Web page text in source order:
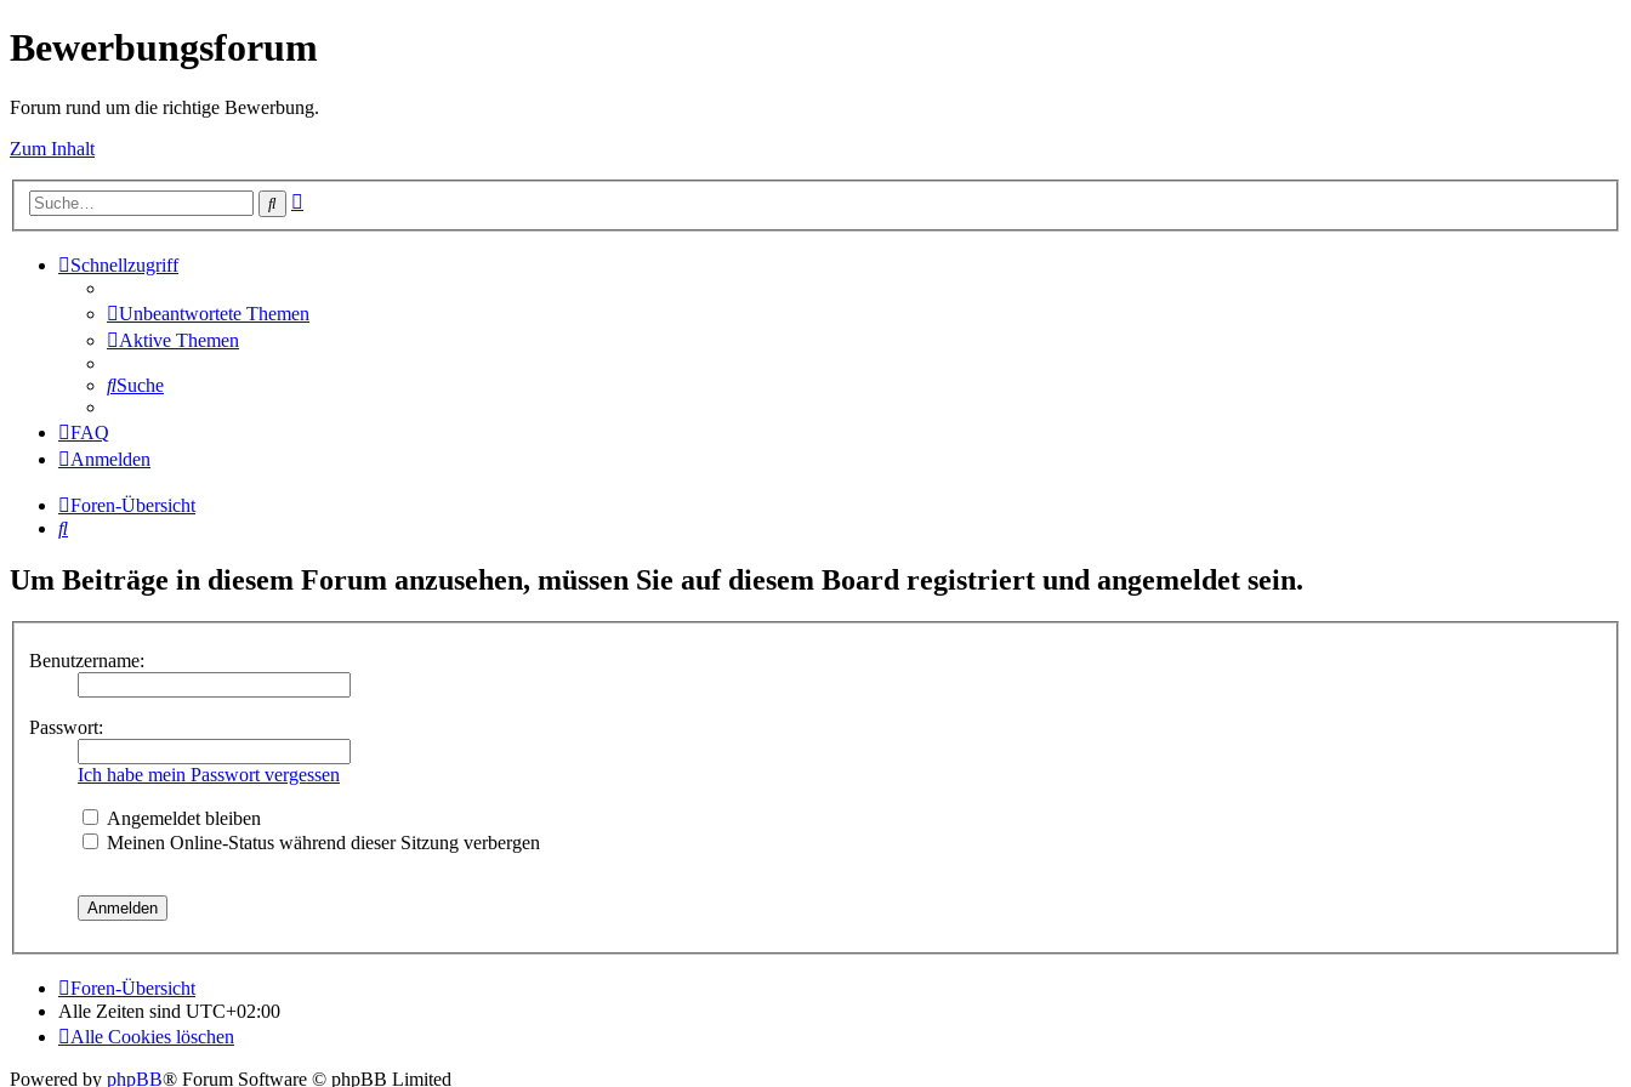
Bewerbungsforum
Forum rund um die richtige Bewerbung.
Zum Inhalt
Suche
Schnellzugriff
Unbeantwortete Themen
Aktive Themen
Suche
FAQ
Anmelden
Foren-Übersicht
Suche
Um Beiträge in diesem Forum anzusehen, müssen Sie auf diesem Board registriert und angemeldet sein.
Benutzername:
Passwort:
Ich habe mein Passwort vergessen
Angemeldet bleiben
Meinen Online-Status während dieser Sitzung verbergen
Foren-Übersicht
Alle Zeiten sind UTC+02:00
Alle Cookies löschen
Powered by phpBB® Forum Software © phpBB Limited